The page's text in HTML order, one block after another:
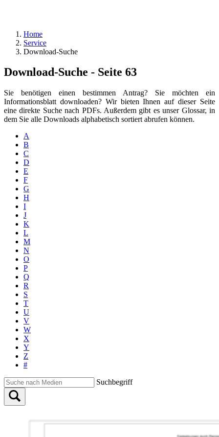
Home
Service
Download-Suche
Download-Suche - Seite 63
Sie benötigen einen bestimmen Antrag? Sie möchten ein
Informationsblatt downloaden? Wir bieten Ihnen auf dieser Seite
eine direkte Suche nach PDFs. Außerdem gibt es unser Glossar, in
dem Sie alle Downloads alphabetisch sortiert abrufen können.
A
B
C
D
E
F
G
H
I
J
K
L
M
N
O
P
Q
R
S
T
U
V
W
X
Y
Z
#
Suchbegriff